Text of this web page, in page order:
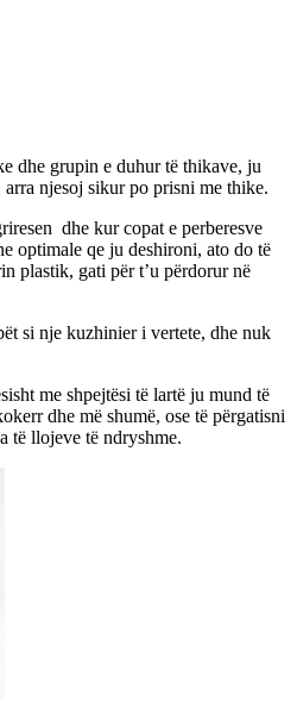
dhe grupin e duhur të thikave, ju
njesoj sikur po prisni me thike.
dhe kur copat e perberesve
optimale qe ju deshironi, ato do të
plastik, gati për t’u përdorur në
si nje kuzhinier i vertete, dhe nuk
me shpejtësi të lartë ju mund të
dhe më shumë, ose të përgatisni
të llojeve të ndryshme.